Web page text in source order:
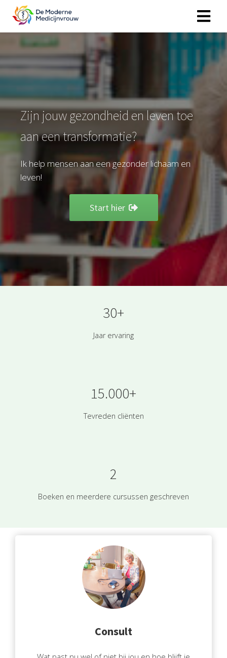
Zijn jouw gezondheid en leven toe
aan een transformatie?
Ik help mensen aan een gezonder lichaam en
leven!
Start hier
30+
Jaar ervaring
15.000+
Tevreden cliënten
2
Boeken en meerdere cursussen geschreven
Consult